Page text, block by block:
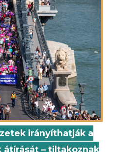
irányíthatják a
– tiltakoznak